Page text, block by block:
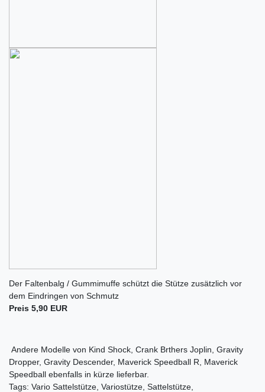
Der Faltenbalg / Gummimuffe schützt die Stütze zusätzlich vor
dem Eindringen von Schmutz
Preis 5,90 EUR
Andere Modelle von Kind Shock, Crank Brthers Joplin, Gravity
Dropper, Gravity Descender, Maverick Speedball R, Maverick
Speedball ebenfalls in kürze lieferbar.
Tags: Vario Sattelstütze, Variostütze, Sattelstütze,